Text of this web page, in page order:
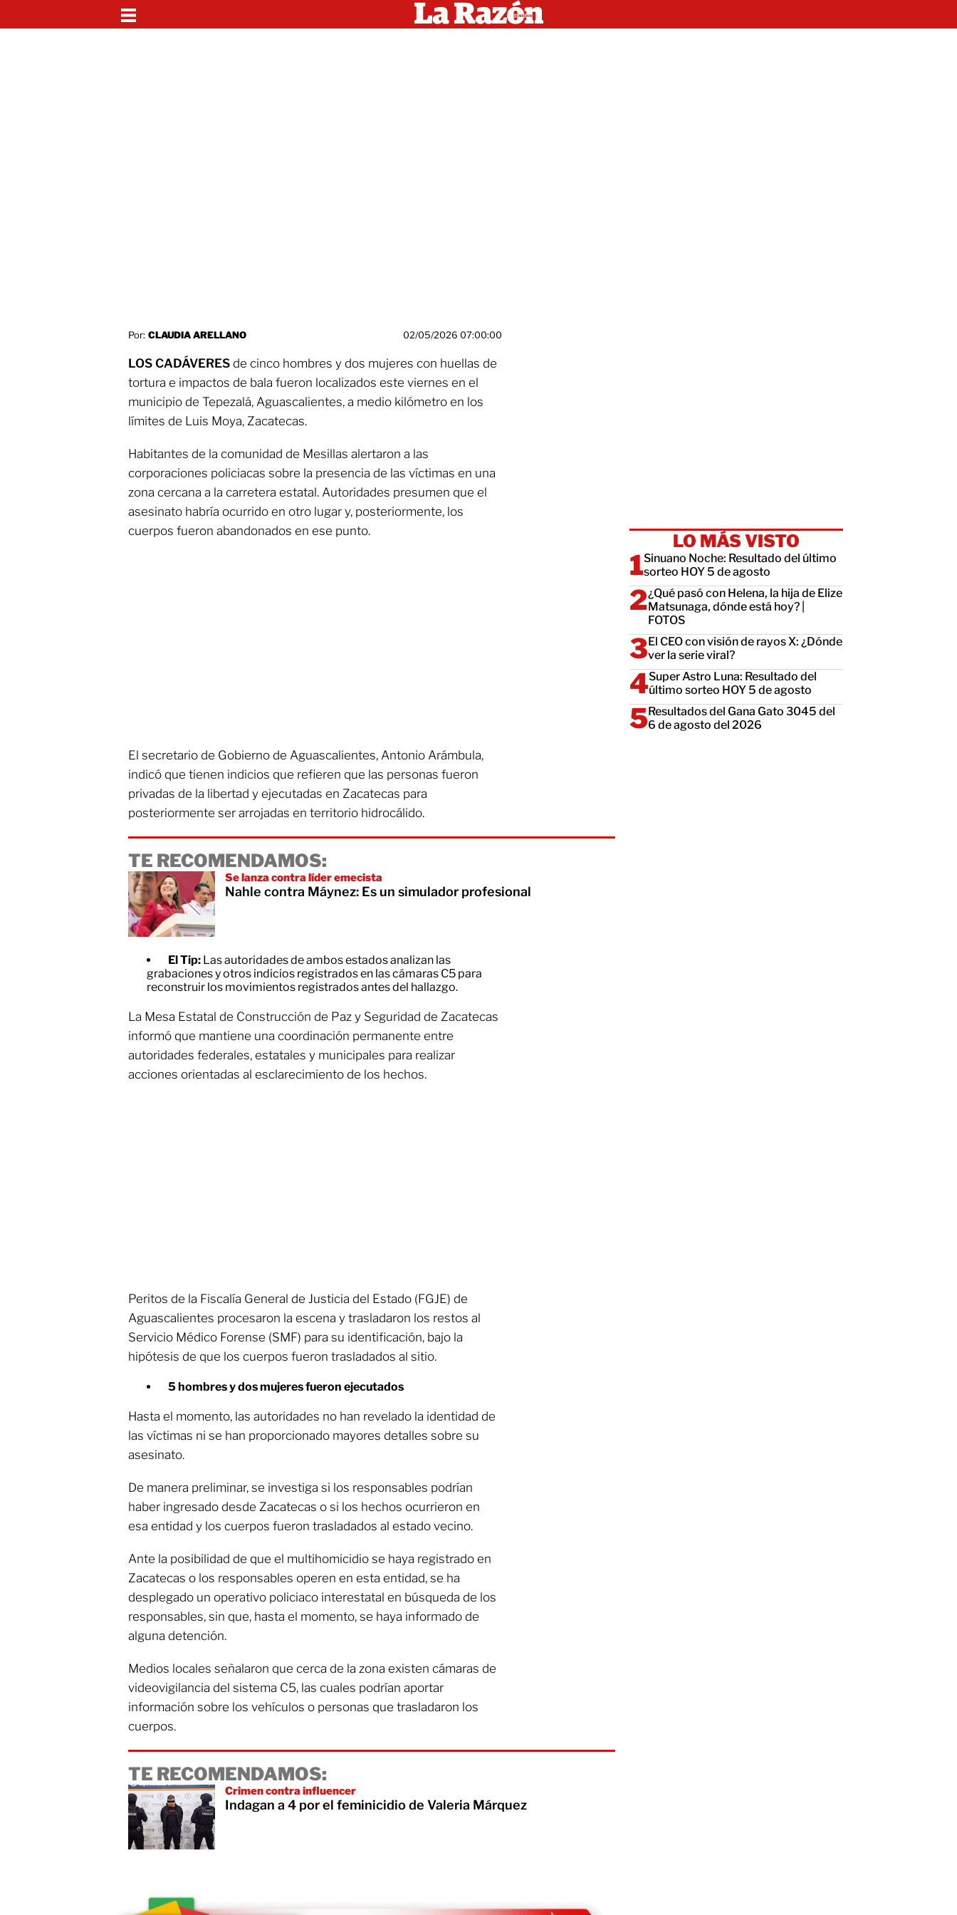
Por: CLAUDIA ARELLANO 02/05/2026 07:00:00
LOS CADÁVERES de cinco hombres y dos mujeres con huellas de
tortura e impactos de bala fueron localizados este viernes en el
municipio de Tepezalá, Aguascalientes, a medio kilómetro en los
límites de Luis Moya, Zacatecas.
Habitantes de la comunidad de Mesillas alertaron a las
corporaciones policiacas sobre la presencia de las víctimas en una
zona cercana a la carretera estatal. Autoridades presumen que el
asesinato habría ocurrido en otro lugar y, posteriormente, los
cuerpos fueron abandonados en ese punto.
El secretario de Gobierno de Aguascalientes, Antonio Arámbula,
indicó que tienen indicios que refieren que las personas fueron
privadas de la libertad y ejecutadas en Zacatecas para
posteriormente ser arrojadas en territorio hidrocálido.
TE RECOMENDAMOS:
Se lanza contra líder emecista
Nahle contra Máynez: Es un simulador profesional
El Tip: Las autoridades de ambos estados analizan las
grabaciones y otros indicios registrados en las cámaras C5 para
reconstruir los movimientos registrados antes del hallazgo.
La Mesa Estatal de Construcción de Paz y Seguridad de Zacatecas
informó que mantiene una coordinación permanente entre
autoridades federales, estatales y municipales para realizar
acciones orientadas al esclarecimiento de los hechos.
Peritos de la Fiscalía General de Justicia del Estado (FGJE) de
Aguascalientes procesaron la escena y trasladaron los restos al
Servicio Médico Forense (SMF) para su identificación, bajo la
hipótesis de que los cuerpos fueron trasladados al sitio.
5 hombres y dos mujeres fueron ejecutados
Hasta el momento, las autoridades no han revelado la identidad de
las víctimas ni se han proporcionado mayores detalles sobre su
asesinato.
De manera preliminar, se investiga si los responsables podrían
haber ingresado desde Zacatecas o si los hechos ocurrieron en
esa entidad y los cuerpos fueron trasladados al estado vecino.
Ante la posibilidad de que el multihomicidio se haya registrado en
Zacatecas o los responsables operen en esta entidad, se ha
desplegado un operativo policiaco interestatal en búsqueda de los
responsables, sin que, hasta el momento, se haya informado de
alguna detención.
Medios locales señalaron que cerca de la zona existen cámaras de
videovigilancia del sistema C5, las cuales podrían aportar
información sobre los vehículos o personas que trasladaron los
cuerpos.
TE RECOMENDAMOS:
Crimen contra influencer
Indagan a 4 por el feminicidio de Valeria Márquez
LO MÁS VISTO
Sinuano Noche: Resultado del último
sorteo HOY 5 de agosto
¿Qué pasó con Helena, la hija de Elize
Matsunaga, dónde está hoy? |
FOTOS
El CEO con visión de rayos X: ¿Dónde
ver la serie viral?
Super Astro Luna: Resultado del
último sorteo HOY 5 de agosto
Resultados del Gana Gato 3045 del
6 de agosto del 2026